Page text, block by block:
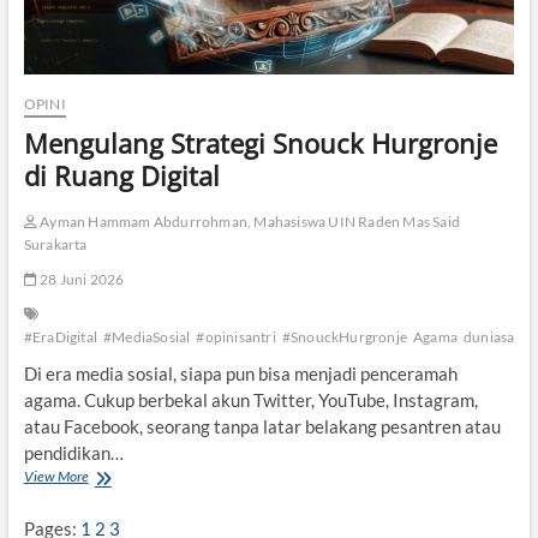
OPINI
Mengulang Strategi Snouck Hurgronje
di Ruang Digital
Ayman Hammam Abdurrohman, Mahasiswa UIN Raden Mas Said
Surakarta
28 Juni 2026
#EraDigital #MediaSosial #opinisantri #SnouckHurgronje Agama duniasantri
Di era media sosial, siapa pun bisa menjadi penceramah
agama. Cukup berbekal akun Twitter, YouTube, Instagram,
atau Facebook, seorang tanpa latar belakang pesantren atau
pendidikan…
View MoreM
Pages: 1 2 3